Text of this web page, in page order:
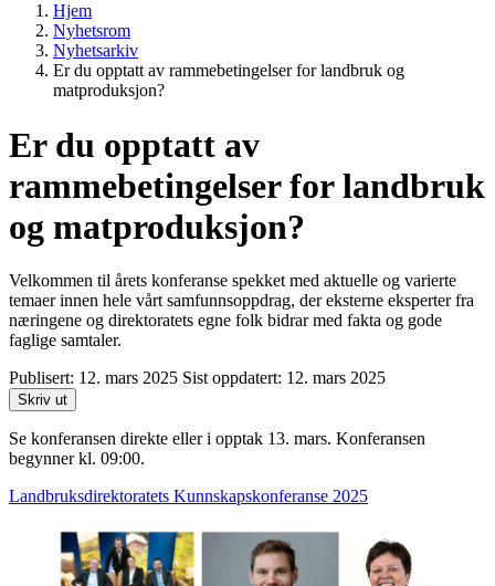
Hjem
Nyhetsrom
Nyhetsarkiv
Er du opptatt av rammebetingelser for landbruk og
matproduksjon?
Er du opptatt av
rammebetingelser for landbruk
og matproduksjon?
Velkommen til årets konferanse spekket med aktuelle og varierte
temaer innen hele vårt samfunnsoppdrag, der eksterne eksperter fra
næringene og direktoratets egne folk bidrar med fakta og gode
faglige samtaler.
Publisert: 12. mars 2025 Sist oppdatert: 12. mars 2025
Skriv ut
Se konferansen direkte eller i opptak 13. mars. Konferansen
begynner kl. 09:00.
Landbruksdirektoratets Kunnskapskonferanse 2025